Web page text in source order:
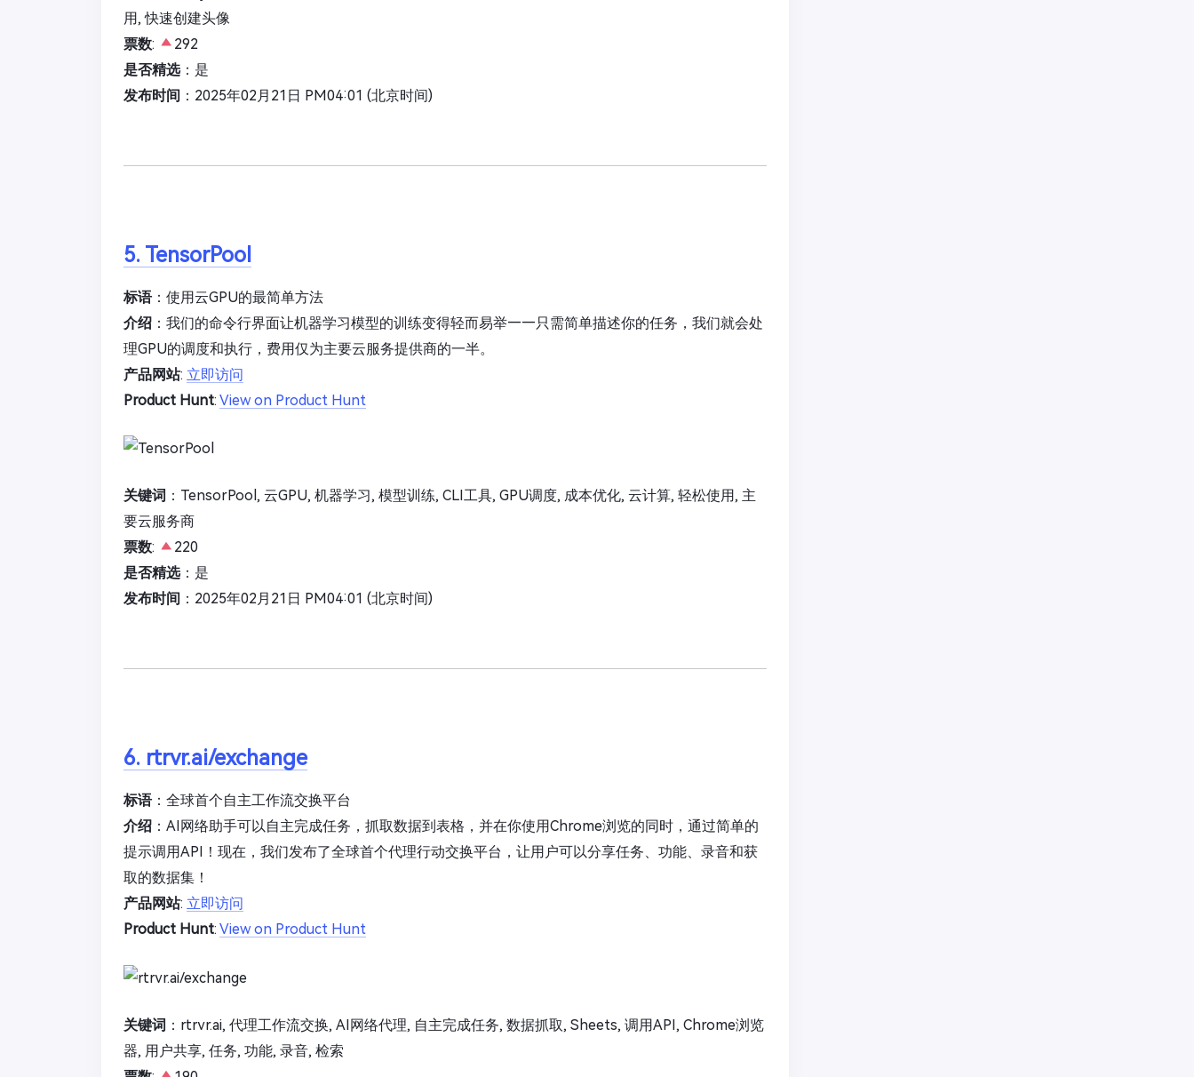
用, 快速创建头像
票数:
292
是否精选：是
发布时间 ：2025年02月21日 PM04:01 (北京时间)
5. TensorPool
标语：使用云GPU的最简单方法
介绍 ：我们的命令行界面让机器学习模型的训练变得轻而易举——只需简单描述你的任务，我们就会处
理GPU的调度和执行，费用仅为主要云服务提供商的一半。
产品网站: 立即访问
Product Hunt: View on Product Hunt
关键词 ：TensorPool, 云GPU, 机器学习, 模型训练, CLI工具, GPU调度, 成本优化, 云计算, 轻松使用, 主
要云服务商
票数:
220
是否精选：是
发布时间 ：2025年02月21日 PM04:01 (北京时间)
6. rtrvr.ai/exchange
标语：全球首个自主工作流交换平台
介绍 ：AI网络助手可以自主完成任务，抓取数据到表格，并在你使用Chrome浏览的同时，通过简单的
提示调用API！现在，我们发布了全球首个代理行动交换平台，让用户可以分享任务、功能、录音和获
取的数据集！
产品网站: 立即访问
Product Hunt: View on Product Hunt
关键词 ：rtrvr.ai, 代理工作流交换, AI网络代理, 自主完成任务, 数据抓取, Sheets, 调用API, Chrome浏览
器, 用户共享, 任务, 功能, 录音, 检索